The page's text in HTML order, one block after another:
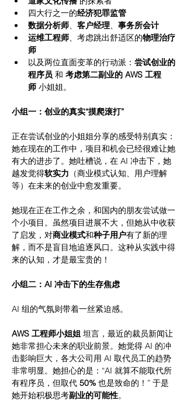
四大行之一的经济犯罪监管
数据分析师、 客户经理、 事务所会计
运维工程师、考虑跳出舒适区的物理治疗
师
以及两位直面变革的行动派： 尝试创业的
程序员 和 考虑第二副业的 AWS 工程
师 小姐姐。
小组一：创业的真实“摸爬滚打”
正在尝试创业的小姐姐分享的感受特别真实：
她在现在的工作中，项目和机会已经很难让她
有大的进步了。她吐槽说，在 AI 冲击下，她
越发觉得软实力 （商业模式认知、用户理解
等）在未来的创业中愈发重要。
她现在正在工作之余，和国内的朋友尝试做一
个小项目。虽然项目进展不大，但她从中收获
了启发，对商业模式和种子用户有了新的理
解，而不是盲目地追逐风口。这种从实践中得
来的认知，才是最宝贵的！
小组二：AI 冲击下的生存焦虑
AI 组的气氛则带着一丝紧迫感。
AWS 工程师小姐姐 坦言，最近的裁员新闻让
她非常担心未来的职业前景。她觉得 AI 的冲
击影响巨大，各大公司用 AI 取代员工的趋势
非常明显。她担心的是：“AI 就算不能取代所
有程序员，但取代 50% 也是致命的！” 于是
她开始积极思考副业的可能性。